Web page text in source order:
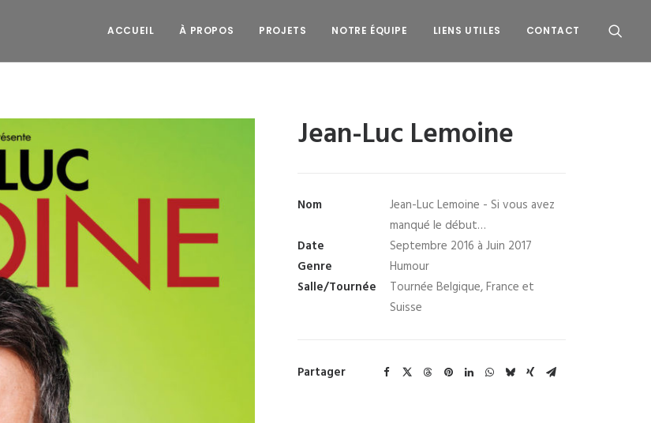
ACCUEIL À PROPOS PROJETS NOTRE ÉQUIPE LIENS UTILES CONTACT
Jean-Luc Lemoine
Nom
Jean-Luc Lemoine - Si vous avez
manqué le début…
Date
Septembre 2016 à Juin 2017
Genre
Humour
Salle/Tournée
Tournée Belgique, France et
Suisse
Partager